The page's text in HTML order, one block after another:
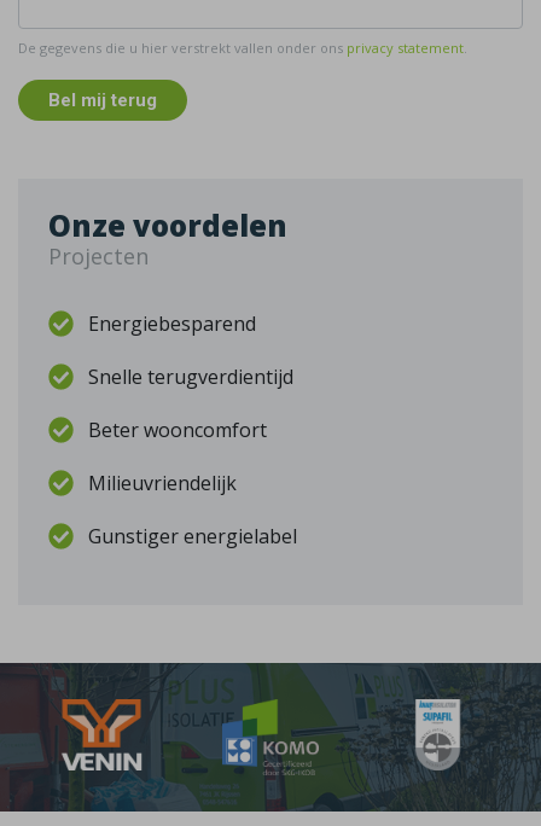
De gegevens die u hier verstrekt vallen onder ons privacy statement.
Bel mij terug
Onze voordelen
Projecten
Energiebesparend
Snelle terugverdientijd
Beter wooncomfort
Milieuvriendelijk
Gunstiger energielabel